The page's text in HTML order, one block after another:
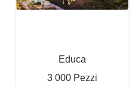
Educa
3 000 Pezzi